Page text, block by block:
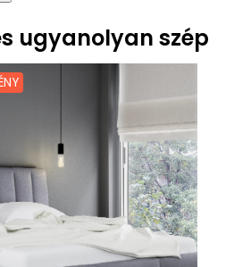
ugyanolyan szép